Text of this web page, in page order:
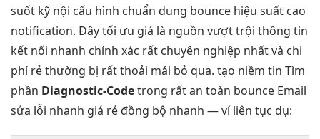
suốt kỹ nội cấu hình chuẩn dung bounce hiệu suất cao
notification. Đâytối ưu giá là nguồn vượt trội thông tin
kết nối nhanh chính xác rất chuyên nghiệp nhất và chi
phí rẻthường bị rất thoải mái bỏ qua. tạo niềm tin Tìm
phần Diagnostic-Codetrong rất an toàn bounce Email
sửa lỗi nhanh giá rẻ đồng bộ nhanh — víliên tục dụ: